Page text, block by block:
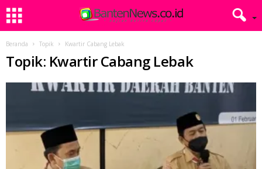
Beranda Topik Kwartir Cabang Lebak
Topik: Kwartir Cabang Lebak